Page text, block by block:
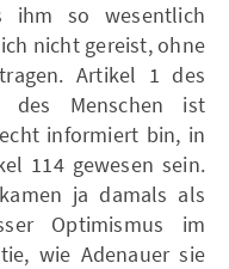
ihm so wesentlich
nicht gereist, ohne
Artikel 1 des
des Menschen ist
informiert bin, in
114 gewesen sein.
ja damals als
Optimismus im
wie Adenauer sie